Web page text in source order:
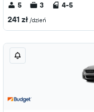
5 3 4-5
241 zł /dzień